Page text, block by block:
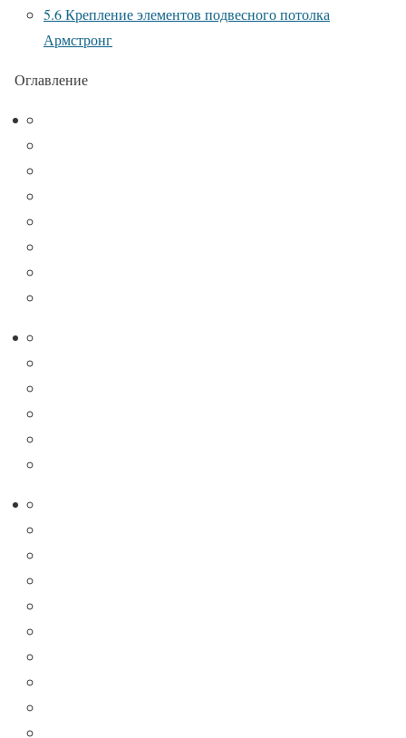
5.6Крепление элементов подвесного потолка
Армстронг
Оглавление